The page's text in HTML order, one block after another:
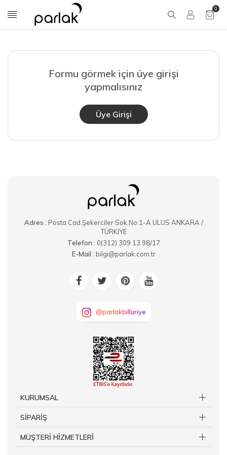
0
Formu görmek için üye girişi
yapmalısınız
Üye Girişi
Adres : Posta Cad.Şekerciler Sok.No:1-A ULUS ANKARA /
TÜRKİYE
Telefon : 0(312) 309 13 98/17
E-Mail : bilgi@parlak.com.tr
@parlakbilluriye
KURUMSAL
SİPARİŞ
MÜŞTERİ HİZMETLERİ